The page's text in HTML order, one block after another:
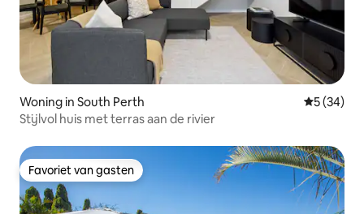
Woning in South Perth
5 (34)
Stijlvol huis met terras aan de rivier
Favoriet van gasten
Favoriet van gasten